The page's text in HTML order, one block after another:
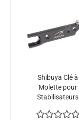
Shibuya Clé à
Molette pour
Stabilisateurs